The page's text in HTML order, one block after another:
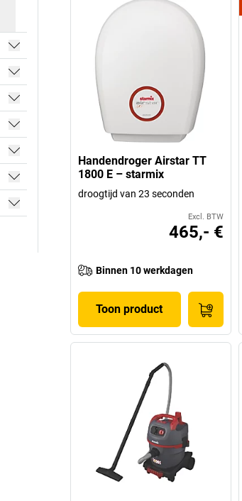
Handendroger Airstar TT
1800 E – starmix
droogtijd van 23 seconden
Excl. BTW
465,- €
Binnen 10 werkdagen
Toon product